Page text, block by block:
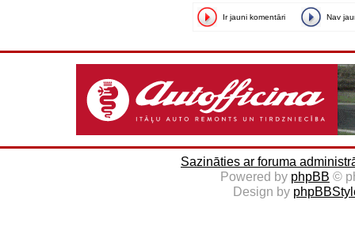
Ir jauni komentāri Nav
Sazināties ar foruma
Powered by phpBB ©
Design by